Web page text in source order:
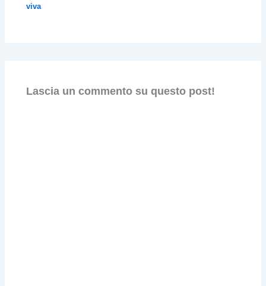
viva
Lascia un commento su questo post!